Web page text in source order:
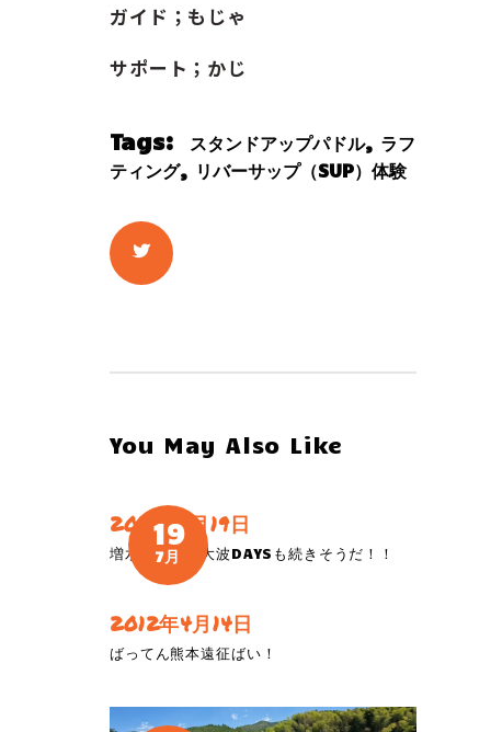
ガイド；もじゃ
サポート；かじ
Tags: スタンドアップパドル, ラフ
ティング, リバーサップ（SUP）体験
You May Also Like
19
7月
2019年7月19日
増水は続く、大波DAYSも続きそうだ！！
2012年4月14日
ばってん熊本遠征ばい！